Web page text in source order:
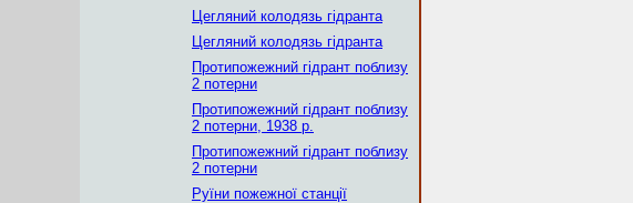
Цегляний колодязь гідранта
Цегляний колодязь гідранта
Протипожежний гідрант поблизу
2 потерни
Протипожежний гідрант поблизу
2 потерни, 1938 р.
Протипожежний гідрант поблизу
2 потерни
Руїни пожежної станції